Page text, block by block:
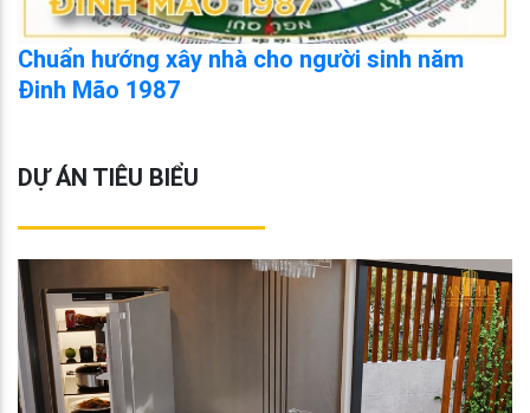
Chuẩn hướng xây nhà cho người sinh năm
Đinh Mão 1987
DỰ ÁN TIÊU BIỂU